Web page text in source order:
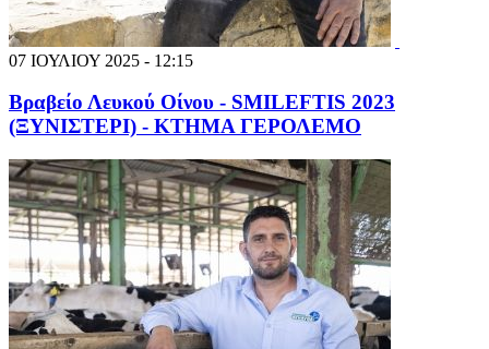
07 ΙΟΥΛΙΟΥ 2025 - 12:15
Βραβείο Λευκού Οίνου - SMILEFTIS 2023
(ΞΥΝΙΣΤΕΡΙ) - ΚΤΗΜΑ ΓΕΡΟΛΕΜΟ